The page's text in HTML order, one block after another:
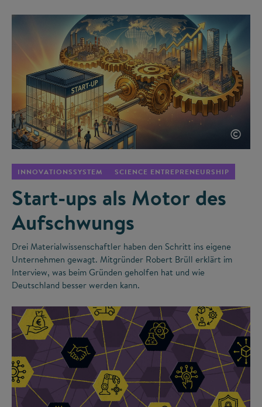
©
INNOVATIONSSYSTEM SCIENCE ENTREPRENEURSHIP
Start-ups als Motor des
Aufschwungs
Drei Materialwissenschaftler haben den Schritt ins eigene
Unternehmen gewagt. Mitgründer Robert Brüll erklärt im
Interview, was beim Gründen geholfen hat und wie
Deutschland besser werden kann.